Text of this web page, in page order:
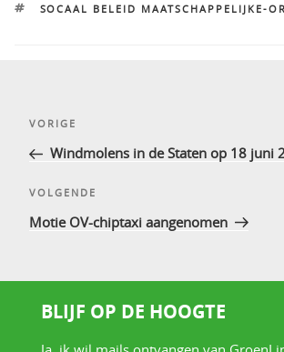
TAGS
SOCAAL BELEID MAATSCHAPPELIJKE-
Vorig
bericht
VORIGE
Windmolens in de Staten op 18 juni
Volgend
bericht
VOLGENDE
Motie OV-chiptaxi aangenomen
BLIJF OP DE HOOGTE